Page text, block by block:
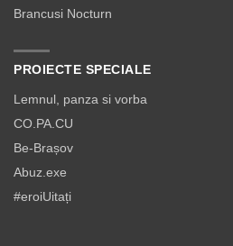
Brancusi Nocturn
PROIECTE SPECIALE
Lemnul, panza si vorba
CO.PA.CU
Be-Brașov
Abuz.exe
#eroiUitați